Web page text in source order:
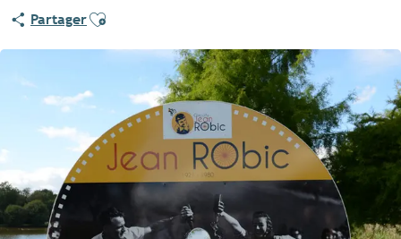
PartagerAjouter aux favoris